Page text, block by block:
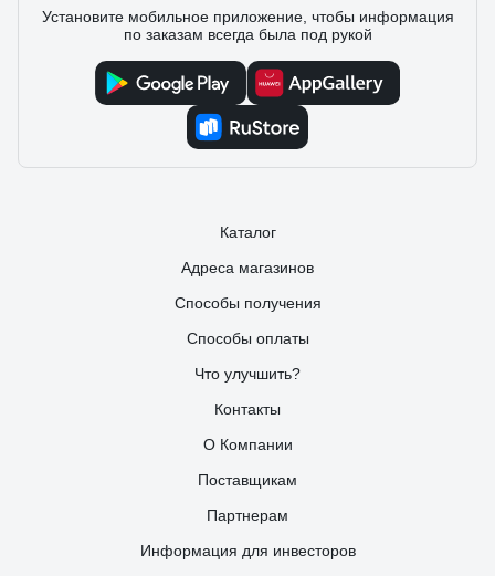
Отзыв о гвоздях для пневматического
нейлера MATRIX 50ммх1,25ммх1мм 5000
05.06.2017
Сам по себе степлер порадовал, быстро собрал
конструкцию опалубки и прочие мелочи крепить вопрос
не стоит, взял степлер в руки и порядок. Несмотря на
Установите мобильное приложение, чтобы информация
по заказам всегда была под рукой
Каталог
Адреса магазинов
Способы получения
Способы оплаты
Что улучшить?
Контакты
О Компании
Поставщикам
Партнерам
Информация для инвесторов